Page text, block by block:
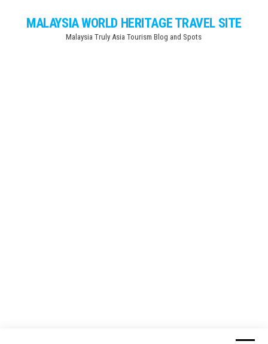
MALAYSIA WORLD HERITAGE TRAVEL SITE
Malaysia Truly Asia Tourism Blog and Spots